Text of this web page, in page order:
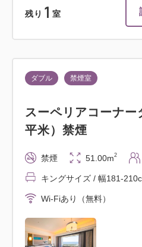
残り 1 室
ダブル 禁煙室
スーペリアコーナ
平米）禁煙
禁煙 51.00m2
キングサイズ / 幅181-
Wi-Fiあり（無料）